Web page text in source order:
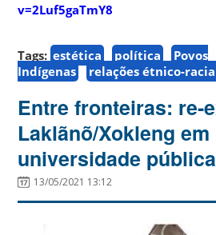
v=2Luf5gaTmY8
Tags: estética política
Povos
Indígenas
relações étnico-
Entre fronteiras: re-
Laklãnõ/Xokleng em
universidade
13/05/2021 13:12